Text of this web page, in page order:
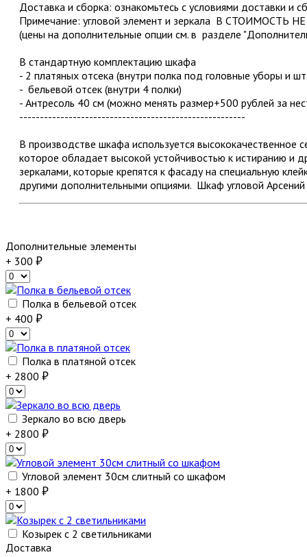
Доставка и сборка: ознакомьтесь с условиями доставки и
Примечание: угловой элемент и зеркала В СТОИМОСТЬ
(цены на дополнительные опции см. в разделе
В стандартную комплектацию шкафа
- 2 платяных отсека (внутри полка под головные уборы и
- бельевой отсек (внутри 4 полки)
- Антресоль 40 см (можно менять размер+500 рублей за
-------------------------------------------------------
В производстве шкафа используется
которое обладает высокой устойчивостью к истиранию
зеркалами, которые крепятся к фасаду на специальную
другими дополнительными опциями. Шкаф угловой
Дополнительные элементы
+ 300
Полка в бельевой отсек
+ 400
Полка в платяной отсек
+ 2800
Зеркало во всю дверь
+ 2800
Угловой элемент 30см слитный со шкафом
+ 1800
Козырек с 2 светильниками
Доставка